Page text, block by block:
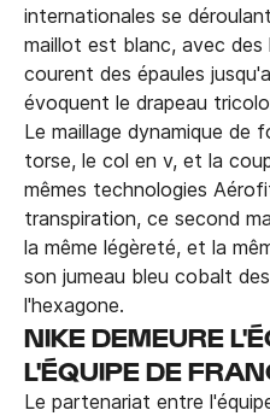
internationales se
maillot est blanc, avec des
courent des épaules
évoquent le drapeau
Le maillage dynamique de
torse, le col en v, et la
mêmes technologies
transpiration, ce second
la même légèreté, et la
son jumeau bleu cobalt
l'hexagone.
NIKE DEMEURE
L'ÉQUIPE DE
Le partenariat entre